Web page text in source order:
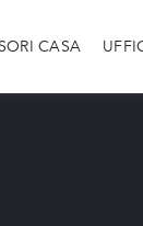
CASA